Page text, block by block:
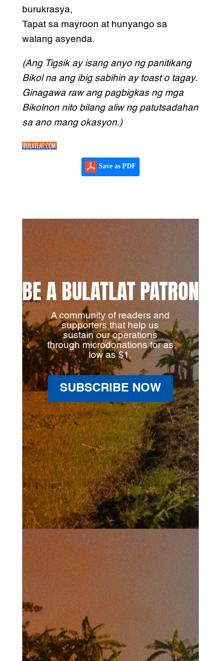
burukrasya,
Tapat sa mayroon at hunyango sa
walang asyenda.
(Ang Tigsik ay isang anyo ng panitikang
Bikol na ang ibig sabihin ay toast o tagay.
Ginagawa raw ang pagbigkas ng mga
Bikolnon nito bilang aliw ng patutsadahan
sa ano mang okasyon.)
Save as PDF
BE A BULATLAT PATRON
A community of readers and
supporters that help us
sustain our operations
through microdonations for as
low as $1.
SUBSCRIBE NOW